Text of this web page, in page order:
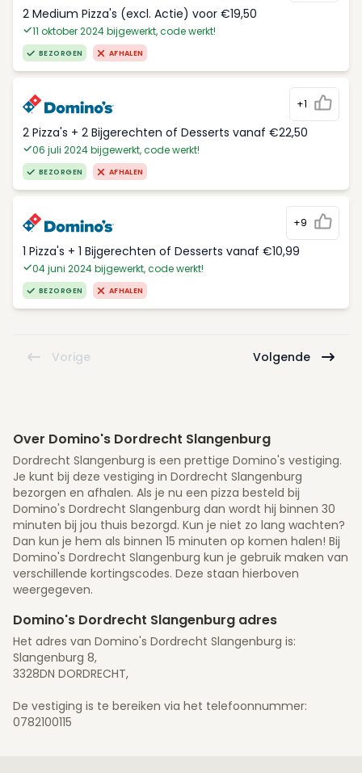
2 Medium Pizza's (excl. Actie) voor €19,50
11 oktober 2024 bijgewerkt, code werkt!
BEZORGEN AFHALEN
+1
2 Pizza's + 2 Bijgerechten of Desserts vanaf €22,50
06 juli 2024 bijgewerkt, code werkt!
BEZORGEN AFHALEN
+9
1 Pizza's + 1 Bijgerechten of Desserts vanaf €10,99
04 juni 2024 bijgewerkt, code werkt!
BEZORGEN AFHALEN
Vorige Volgende
Over Domino's Dordrecht Slangenburg
Dordrecht Slangenburg is een prettige Domino's vestiging.
Je kunt bij deze vestiging in Dordrecht Slangenburg
bezorgen en afhalen. Als je nu een pizza besteld bij
Domino's Dordrecht Slangenburg dan wordt hij binnen 30
minuten bij jou thuis bezorgd. Kun je niet zo lang wachten?
Dan kun je hem als binnen 15 minuten op komen halen! Bij
Domino's Dordrecht Slangenburg kun je gebruik maken van
verschillende kortingscodes. Deze staan hierboven
weergegeven.
Domino's Dordrecht Slangenburg adres
Het adres van Domino's Dordrecht Slangenburg is:
Slangenburg 8,
3328DN DORDRECHT,
De vestiging is te bereiken via het telefoonnummer:
0782100115